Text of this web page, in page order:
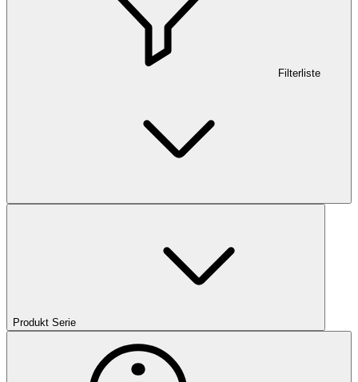
Filterliste
Produkt Serie